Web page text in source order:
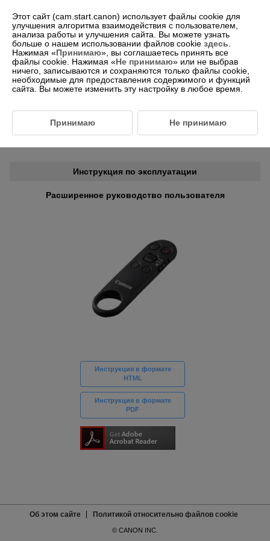
-- Выберите регион/страну -- Русский
Информация об инструкции по эксплуатации
Инструкция по эксплуатации
Расширенное руководство пользователя
Инструкция в формате
HTML
Инструкция в формате
PDF
Об этом сайте Политикой относительно файлов cookie
© CANON INC.
Этот сайт (cam.start.canon) использует файлы cookie для
улучшения алгоритма взаимодействия с пользователем,
анализа работы и улучшения сайта. Вы можете узнать
больше о нашем использовании файлов cookie здесь.
Нажимая « Принимаю», вы соглашаетесь принять все
файлы cookie. Нажимая « Не принимаю» или не выбрав
ничего, записываются и сохраняются только файлы cookie,
необходимые для предоставления содержимого и функций
сайта. Вы можете изменить эту настройку в любое время.
Принимаю Не принимаю